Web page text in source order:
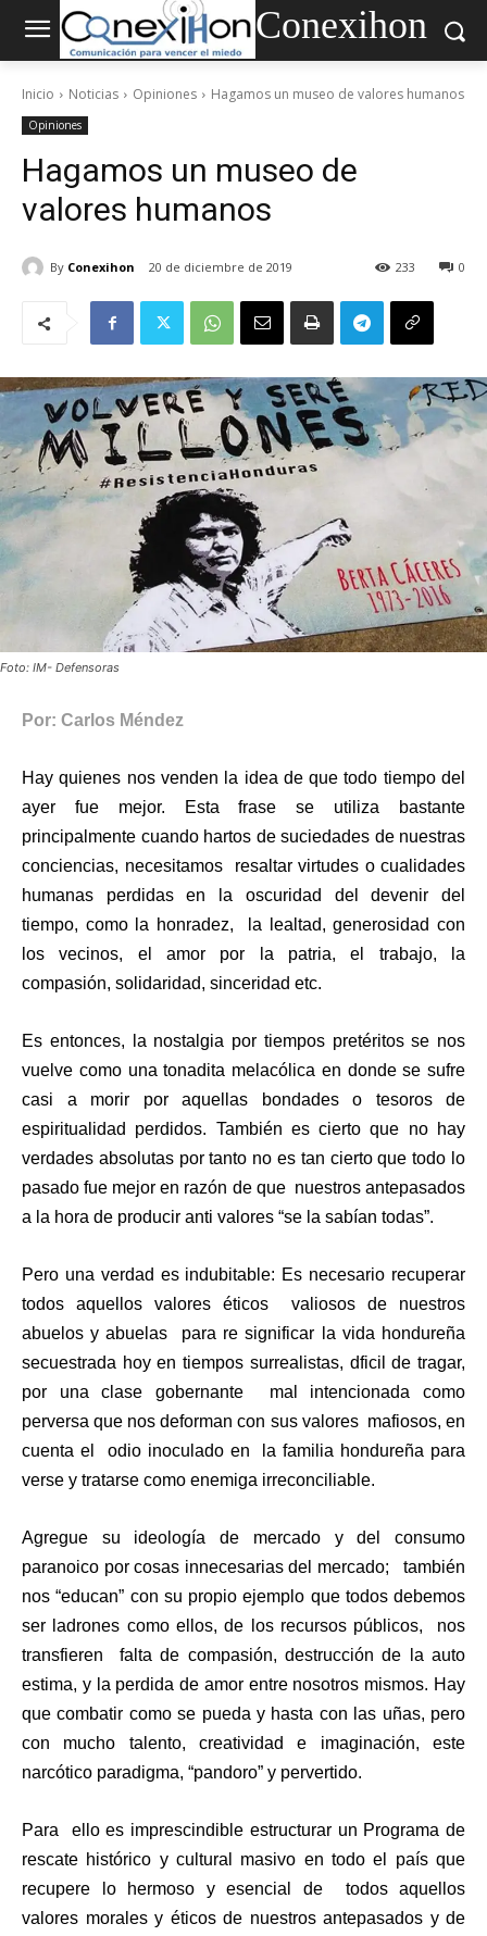
Conexihon
Inicio Noticias Opiniones Hagamos un museo de valores humanos
Opiniones
Hagamos un museo de
valores humanos
By Conexihon 20 de diciembre de 2019 0
233
Foto: IM- Defensoras
Por: Carlos Méndez
Hay quienes nos venden la idea de que todo tiempo del
ayer fue mejor. Esta frase se utiliza bastante
principalmente cuando hartos de suciedades de nuestras
conciencias, necesitamos resaltar virtudes o cualidades
humanas perdidas en la oscuridad del devenir del
tiempo, como la honradez, la lealtad, generosidad con
los vecinos, el amor por la patria, el trabajo, la
compasión, solidaridad, sinceridad etc.
Es entonces, la nostalgia por tiempos pretéritos se nos
vuelve como una tonadita melacólica en donde se sufre
casi a morir por aquellas bondades o tesoros de
espiritualidad perdidos. También es cierto que no hay
verdades absolutas por tanto no es tan cierto que todo lo
pasado fue mejor en razón de que nuestros antepasados
a la hora de producir anti valores “se la sabían todas”.
Pero una verdad es indubitable: Es necesario recuperar
todos aquellos valores éticos valiosos de nuestros
abuelos y abuelas para re significar la vida hondureña
secuestrada hoy en tiempos surrealistas, dficil de tragar,
por una clase gobernante mal intencionada como
perversa que nos deforman con sus valores mafiosos, en
cuenta el odio inoculado en la familia hondureña para
verse y tratarse como enemiga irreconciliable.
Agregue su ideología de mercado y del consumo
paranoico por cosas innecesarias del mercado; también
nos “educan” con su propio ejemplo que todos debemos
ser ladrones como ellos, de los recursos públicos, nos
transfieren falta de compasión, destrucción de la auto
estima, y la perdida de amor entre nosotros mismos. Hay
que combatir como se pueda y hasta con las uñas, pero
con mucho talento, creatividad e imaginación, este
narcótico paradigma, “pandoro” y pervertido.
Para ello es imprescindible estructurar un Programa de
rescate histórico y cultural masivo en todo el país que
recupere lo hermoso y esencial de todos aquellos
valores morales y éticos de nuestros antepasados y de